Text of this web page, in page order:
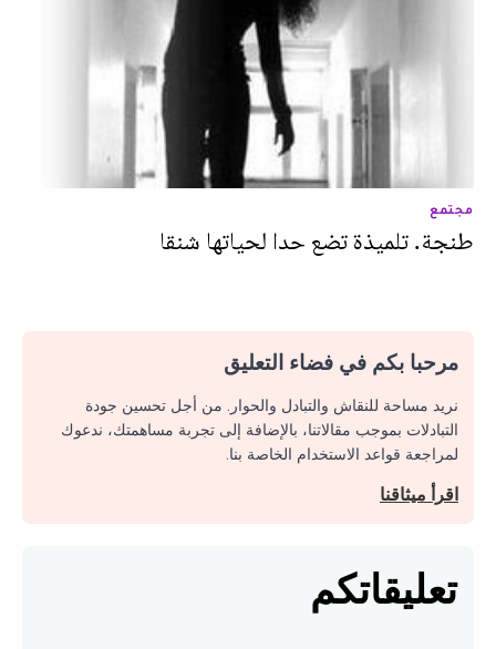
مجتمع
طنجة. تلميذة تضع حدا لحياتها شنقا
مرحبا بكم في فضاء التعليق
نريد مساحة للنقاش والتبادل والحوار. من أجل تحسين جودة
التبادلات بموجب مقالاتنا، بالإضافة إلى تجربة مساهمتك، ندعوك
لمراجعة قواعد الاستخدام الخاصة بنا.
اقرأ ميثاقنا
تعليقاتكم